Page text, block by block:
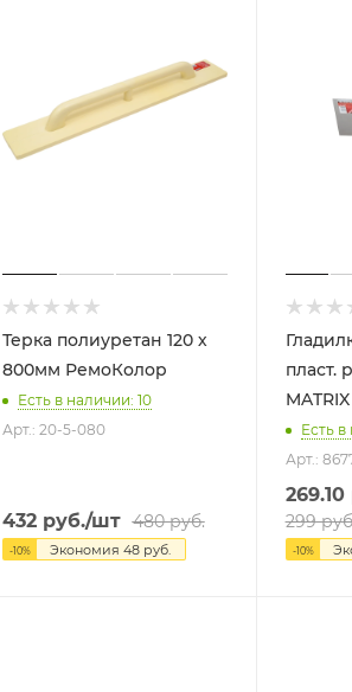
Терка полиуретан 120 х
800мм РемоКолор
Есть в наличии: 10
Арт.: 20-5-080
432руб./шт 480руб.
-10% Экономия 48руб.
пласт.
MATRIX
Есть
Арт.:
269.10
299
-10%